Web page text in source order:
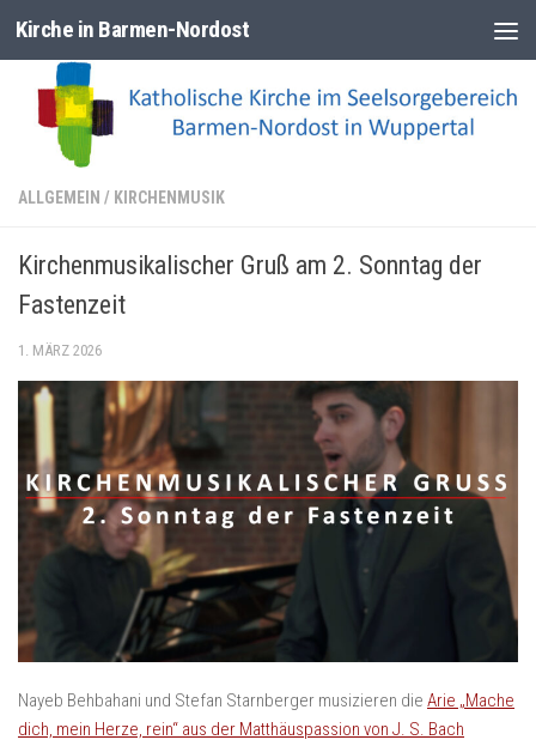
Zum Inhalt springen
Kirche in Barmen-Nordost
ALLGEMEIN / KIRCHENMUSIK
Kirchenmusikalischer Gruß am 2. Sonntag der
Fastenzeit
1. MÄRZ 2026
Nayeb Behbahani und Stefan Starnberger musizieren die Arie „Mache
dich, mein Herze, rein“ aus der Matthäuspassion von J. S. Bach